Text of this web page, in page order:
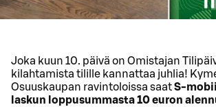
Joka kuun 10. päivä on Omistajan
kilahtamista tilille kannattaa juhlia!
Osuuskaupan ravintoloissa saatS-
laskun loppusummasta 10 euron